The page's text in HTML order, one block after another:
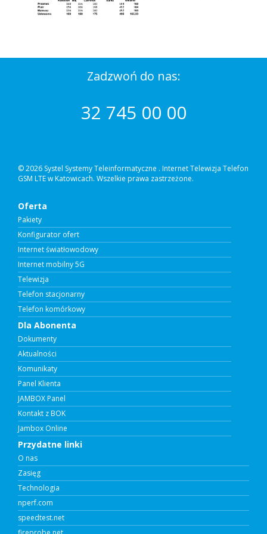
Zadzwoń do nas:
32 745 00 00
© 2026 Systel Systemy Teleinformatyczne . Internet Telewizja Telefon
GSM LTE w Katowicach. Wszelkie prawa zastrzeżone.
Oferta
Pakiety
Konfigurator ofert
Internet światłowodowy
Internet mobilny 5G
Telewizja
Telefon stacjonarny
Telefon komórkowy
Dla Abonenta
Dokumenty
Aktualności
Komunikaty
Panel Klienta
JAMBOX Panel
Kontakt z BOK
Jambox Online
Przydatne linki
O nas
Zasięg
Technologia
nperf.com
speedtest.net